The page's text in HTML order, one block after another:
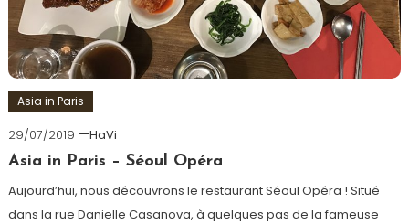
Asia in Paris
29/07/2019
HaVi
Asia in Paris – Séoul Opéra
Aujourd’hui, nous découvrons le restaurant Séoul Opéra ! Situé
dans la rue Danielle Casanova, à quelques pas de la fameuse